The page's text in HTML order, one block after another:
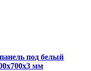
под белый
мм